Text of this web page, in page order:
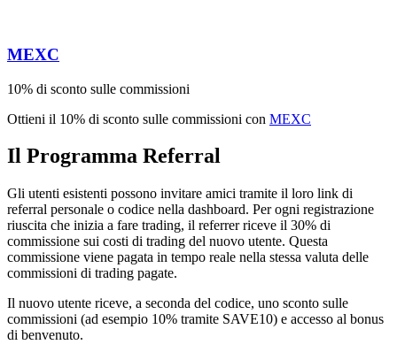
MEXC
10% di sconto sulle commissioni
Ottieni il 10% di sconto sulle commissioni con MEXC
Il Programma Referral
Gli utenti esistenti possono invitare amici tramite il loro link di
referral personale o codice nella dashboard. Per ogni registrazione
riuscita che inizia a fare trading, il referrer riceve il 30% di
commissione sui costi di trading del nuovo utente. Questa
commissione viene pagata in tempo reale nella stessa valuta delle
commissioni di trading pagate.
Il nuovo utente riceve, a seconda del codice, uno sconto sulle
commissioni (ad esempio 10% tramite SAVE10) e accesso al bonus
di benvenuto.